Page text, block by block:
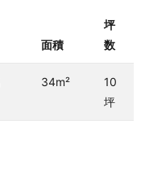
面積
坪
数
34m²
10
坪